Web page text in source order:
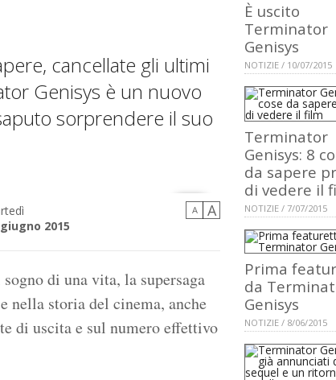
cancellate gli ultimi
Genisys è un nuovo
sorprendere il suo
2015
A A
di una vita, la supersaga
nella storia del cinema, anche
di uscita e sul numero effettivo
È uscito
Terminator
Genisys
NOTIZIE / 10/07/2015
Terminator
Genisys: 8
da sapere
di vedere il
NOTIZIE / 7/07/2015
Prima
da
Genisys
NOTIZIE / 8/06/2015